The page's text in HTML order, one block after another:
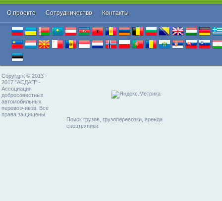
О проекте Cотрудничество Контакты
Copyright © 2013 -
2017 "АСДАП" -
Ассоциация
добросовестных
автомобильных
перевозчиков. Все
права защищены.
Поиск грузов, грузоперевозки, аренда
спецтехники.